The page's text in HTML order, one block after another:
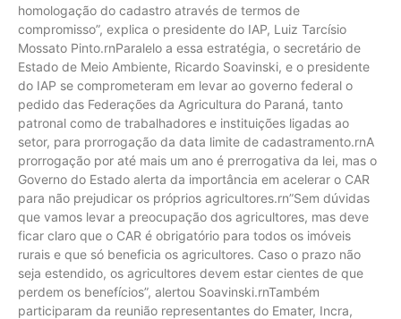
homologação do cadastro através de termos de
compromisso”, explica o presidente do IAP, Luiz Tarcísio
Mossato Pinto.rnParalelo a essa estratégia, o secretário de
Estado de Meio Ambiente, Ricardo Soavinski, e o presidente
do IAP se comprometeram em levar ao governo federal o
pedido das Federações da Agricultura do Paraná, tanto
patronal como de trabalhadores e instituições ligadas ao
setor, para prorrogação da data limite de cadastramento.rnA
prorrogação por até mais um ano é prerrogativa da lei, mas o
Governo do Estado alerta da importância em acelerar o CAR
para não prejudicar os próprios agricultores.rn”Sem dúvidas
que vamos levar a preocupação dos agricultores, mas deve
ficar claro que o CAR é obrigatório para todos os imóveis
rurais e que só beneficia os agricultores. Caso o prazo não
seja estendido, os agricultores devem estar cientes de que
perdem os benefícios”, alertou Soavinski.rnTambém
participaram da reunião representantes do Emater, Incra,